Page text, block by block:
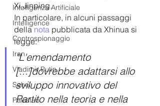
Intelligenza Artificiale
Intelligence
Controspionaggio
Iran
Vladimir Putin
Sahel
Pakistan
Xi Jinping.
In particolare, in alcuni passaggi
della nota pubblicata da Xhinua si
legge:
"L'emendamento
[...]dovrebbe adattarsi allo
sviluppo innovativo del
Partito nella teoria e nella